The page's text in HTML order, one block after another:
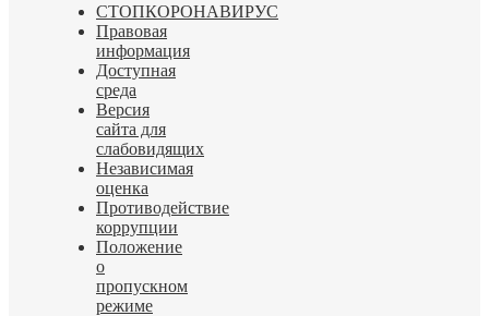
СТОПКОРОНАВИРУС
Правовая
информация
Доступная
среда
Версия
сайта для
слабовидящих
Независимая
оценка
Противодействие
коррупции
Положение
о
пропускном
режиме